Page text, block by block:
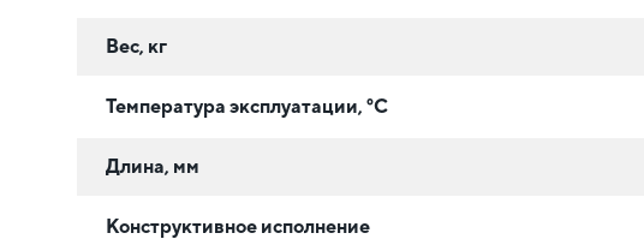
Вес, кг
Температура эксплуатации, °C
Длина, мм
Конструктивное исполнение